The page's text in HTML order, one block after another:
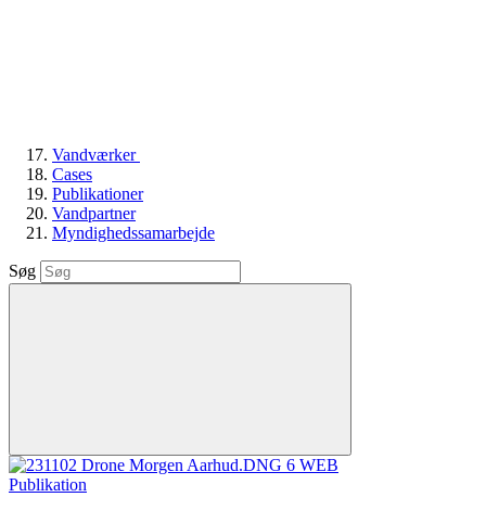
Vandværker
Cases
Publikationer
Vandpartner
Myndighedssamarbejde
Søg
Publikation